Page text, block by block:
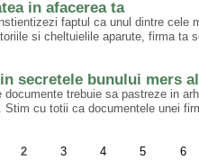
in afacerea ta
faptul ca unul dintre cele
si cheltuielile aparute, firma ta
secretele bunului mers
trebuie sa pastreze in
cu totii ca documentele unei
2 3 4 5 6